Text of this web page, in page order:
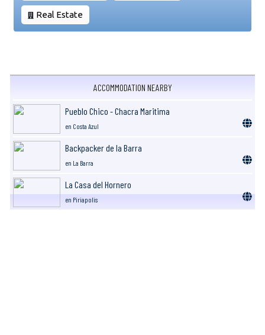
Real Estate
ACCOMMODATION NEARBY
Pueblo Chico - Chacra Maritima
en Costa Azul
Backpacker de la Barra
en La Barra
La Casa del Hornero
en Piriapolis